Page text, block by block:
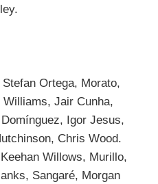
Stefan Ortega, Morato,
Jair Cunha,
Igor Jesus,
Chris Wood.
Willows, Murillo,
Sangaré, Morgan